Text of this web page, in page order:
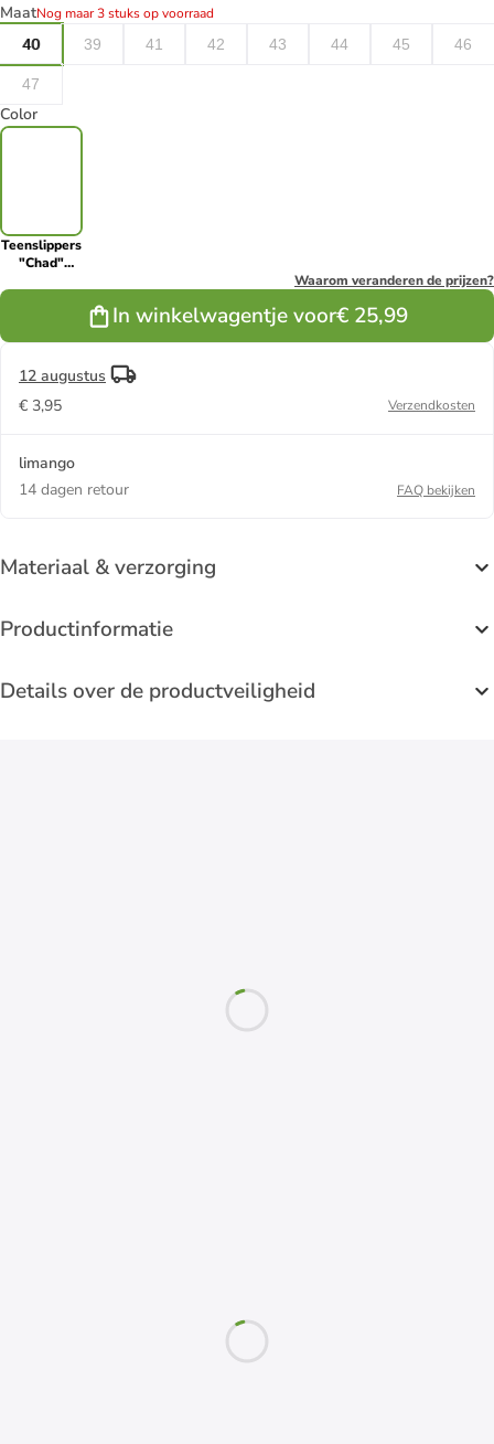
MaatNog maar 3 stuks op voorraad
40
39 41 42 43 44 45 46
47
Color
Teenslippers
"Chad"
Waarom veranderen de prijzen?
In winkelwagentje voor€ 25,99
12 augustus
€ 3,95
Verzendkosten
limango
14 dagen retour
FAQ bekijken
Materiaal & verzorging
Productinformatie
Details over de productveiligheid